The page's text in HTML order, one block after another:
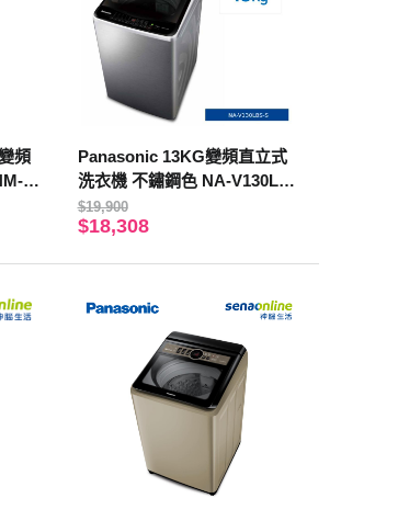
頻
P
Panasonic 13KG變頻直立式
洗衣機 不鏽鋼色 NA-V130LB
S-S【贈基本安裝】
$19,900
$18,308